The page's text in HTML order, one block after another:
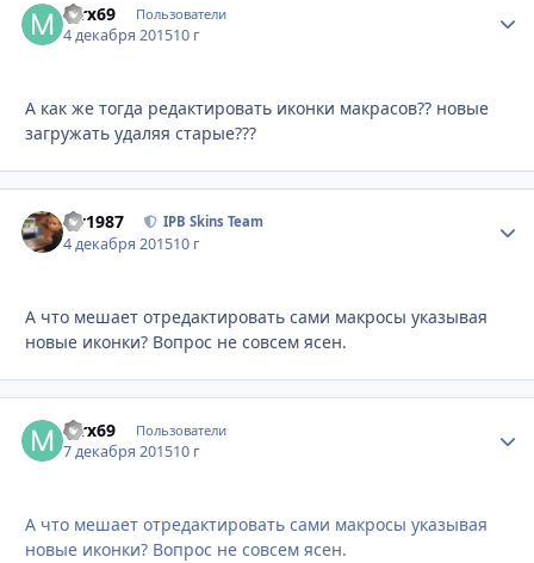
mrx69 Пользователи
4 декабря 201510 г
А как же тогда редактировать иконки макрасов?? новые
загружать удаляя старые???
siv1987 IPB Skins Team
4 декабря 201510 г
А что мешает отредактировать сами макросы указывая
новые иконки? Вопрос не совсем ясен.
mrx69 Пользователи
7 декабря 201510 г
А что мешает отредактировать сами макросы указывая
новые иконки? Вопрос не совсем ясен.